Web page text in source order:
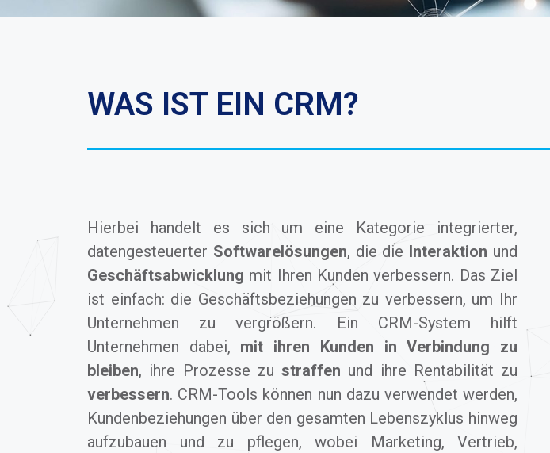
WAS IST EIN CRM?
Hierbei handelt es sich um eine Kategorie integrierter,
datengesteuerter Softwarelösungen, die die Interaktion und
Geschäftsabwicklung mit Ihren Kunden verbessern. Das Ziel
ist einfach: die Geschäftsbeziehungen zu verbessern, um Ihr
Unternehmen zu vergrößern. Ein CRM-System hilft
Unternehmen dabei, mit ihren Kunden in Verbindung zu
bleiben, ihre Prozesse zustraffen und ihre Rentabilität zu
verbessern. CRM-Tools können nun dazu verwendet werden,
Kundenbeziehungen über den gesamten Lebenszyklus hinweg
aufzubauen und zu pflegen, wobei Marketing, Vertrieb,